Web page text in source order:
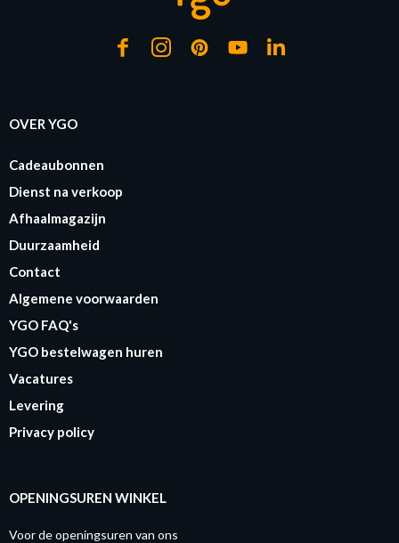
OVER YGO
Cadeaubonnen
Dienst na verkoop
Afhaalmagazijn
Duurzaamheid
Contact
Algemene voorwaarden
YGO FAQ's
YGO bestelwagen huren
Vacatures
Levering
Privacy policy
OPENINGSUREN WINKEL
Voor de openingsuren van ons